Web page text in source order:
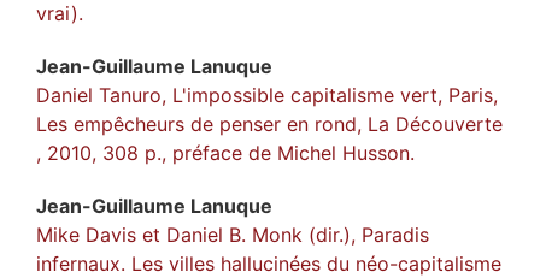
vrai).
Jean-Guillaume Lanuque
Daniel Tanuro, L'impossible capitalisme vert, Paris,
Les empêcheurs de penser en rond, La Découverte
, 2010, 308 p., préface de Michel Husson.
Jean-Guillaume Lanuque
Mike Davis et Daniel B. Monk (dir.), Paradis
infernaux. Les villes hallucinées du néo-capitalisme